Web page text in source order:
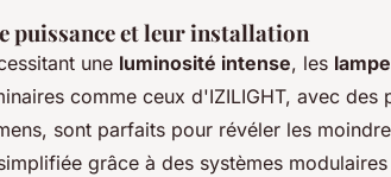
puissance et leur installation
une luminosité intense, les
comme ceux d'IZILIGHT, avec des
sont parfaits pour révéler les
grâce à des systèmes